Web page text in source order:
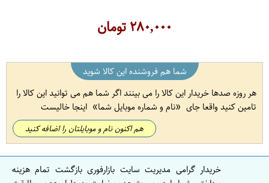
۲۸۰,۰۰۰تومان
شما هم فروشنده این کالا شوید
هر روزه صدها خریدار این کالا را می بینند اگر شما هم می توانید این کالا را
تامین کنید واقعا جای
نام و شماره موبایل شما اینجا خالیست
هم اکنون نام و موبایلتان را اضافه کنید
خریدار گرامی مدیریت سایت بازارفوری بازگشت تمام هزینه